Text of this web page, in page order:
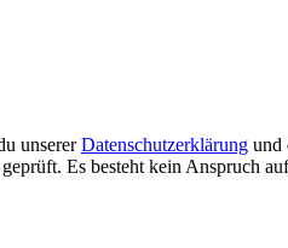
unsererDatenschutzerklärung und
Es besteht kein Anspruch